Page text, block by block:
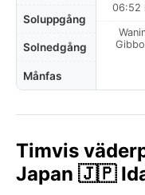
Soluppgång
Solnedgång
Månfas
06:52
Timvis
Japan 🇯🇵